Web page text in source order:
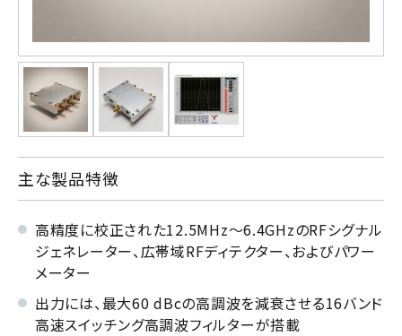
主な製品特徴
高精度に校正された12.5MHz～6.4GHzのRFシグナル
ジェネレーター、広帯域RFディテクター、およびパワー
メーター
出力には、最大60 dBcの高調波を減衰させる16バンド
高速スイッチング高調波フィルターが搭載